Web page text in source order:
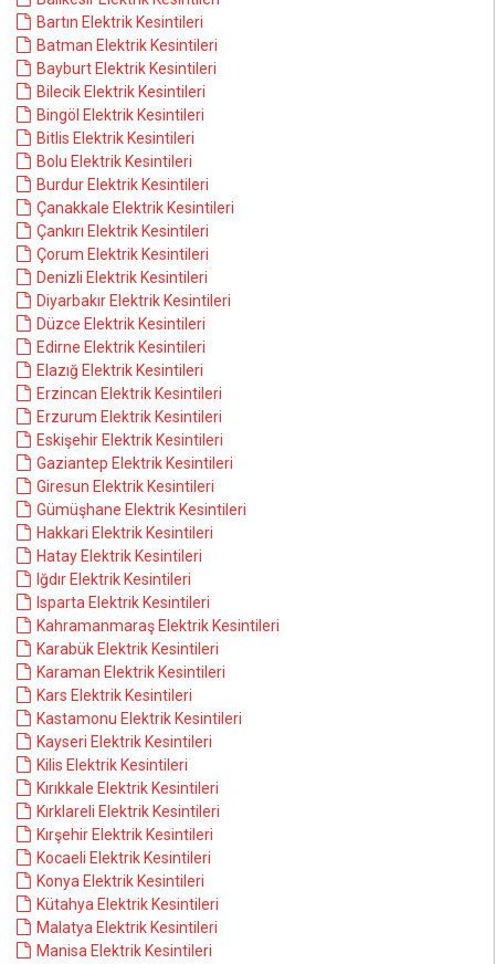
Bartın Elektrik Kesintileri
Batman Elektrik Kesintileri
Bayburt Elektrik Kesintileri
Bilecik Elektrik Kesintileri
Bingöl Elektrik Kesintileri
Bitlis Elektrik Kesintileri
Bolu Elektrik Kesintileri
Burdur Elektrik Kesintileri
Çanakkale Elektrik Kesintileri
Çankırı Elektrik Kesintileri
Çorum Elektrik Kesintileri
Denizli Elektrik Kesintileri
Diyarbakır Elektrik Kesintileri
Düzce Elektrik Kesintileri
Edirne Elektrik Kesintileri
Elazığ Elektrik Kesintileri
Erzincan Elektrik Kesintileri
Erzurum Elektrik Kesintileri
Eskişehir Elektrik Kesintileri
Gaziantep Elektrik Kesintileri
Giresun Elektrik Kesintileri
Gümüşhane Elektrik Kesintileri
Hakkari Elektrik Kesintileri
Hatay Elektrik Kesintileri
Iğdır Elektrik Kesintileri
Isparta Elektrik Kesintileri
Kahramanmaraş Elektrik Kesintileri
Karabük Elektrik Kesintileri
Karaman Elektrik Kesintileri
Kars Elektrik Kesintileri
Kastamonu Elektrik Kesintileri
Kayseri Elektrik Kesintileri
Kilis Elektrik Kesintileri
Kırıkkale Elektrik Kesintileri
Kırklareli Elektrik Kesintileri
Kırşehir Elektrik Kesintileri
Kocaeli Elektrik Kesintileri
Konya Elektrik Kesintileri
Kütahya Elektrik Kesintileri
Malatya Elektrik Kesintileri
Manisa Elektrik Kesintileri